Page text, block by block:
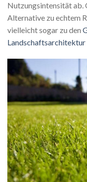
Nutzungsintensität ab.
Alternative zu echtem
vielleicht sogar zu den
Landschaftsarchitektur